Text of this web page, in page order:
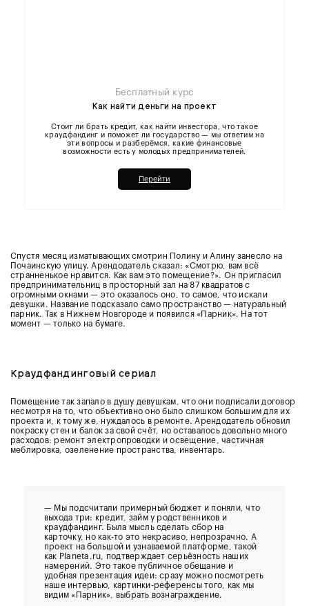
Бесплатный курс
Как найти деньги на проект
Стоит ли брать кредит, как найти инвестора, что такое
краудфандинг и поможет ли государство — мы ответим на
эти вопросы и разберёмся, какие финансовые
возможности есть у молодых предпринимателей.
Перейти
Спустя месяц изматывающих смотрин Полину и Алину занесло на
Почаинскую улицу. Арендодатель сказал: «Смотрю, вам всё
странненькое нравится. Как вам это помещение?». Он пригласил
предпринимательниц в просторный зал на 87 квадратов с
огромными окнами — это оказалось оно, то самое, что искали
девушки. Название подсказало само пространство — натуральный
парник. Так в Нижнем Новгороде и появился «Парник». На тот
момент — только на бумаге.
Краудфандинговый сериал
Помещение так запало в душу девушкам, что они подписали договор
несмотря на то, что объективно оно было слишком большим для их
проекта и, к тому же, нуждалось в ремонте. Арендодатель обновил
покраску стен и балок за свой счёт, но оставалось довольно много
расходов: ремонт электропроводки и освещение, частичная
меблировка, озеленение пространства, инвентарь.
— Мы подсчитали примерный бюджет и поняли, что
выхода три: кредит, займ у родственников и
краудфандинг. Была мысль сделать сбор на
карточку, но как-то это некрасиво, непрозрачно. А
проект на большой и узнаваемой платформе, такой
как Planeta.ru, подтверждает серьёзность наших
намерений. Это такое публичное обещание и
удобная презентация идеи: сразу можно посмотреть
наше интервью, картинки-референсы того, как мы
видим «Парник», выбрать вознаграждение.